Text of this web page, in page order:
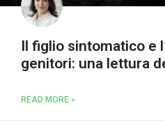
Il figlio sintomatico e
genitori: una lettura
READ MORE »